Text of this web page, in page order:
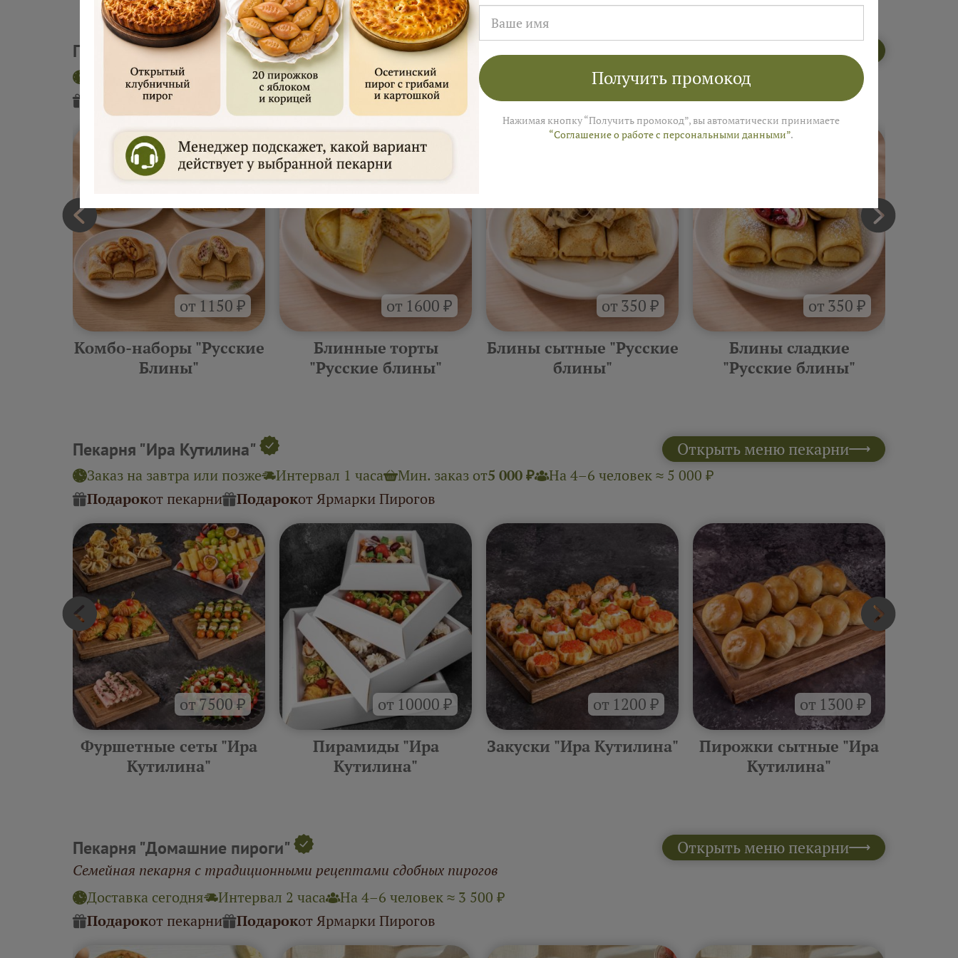
Пекарня "Русские блины" Открыть меню пекарни
Доставка сегодня Интервал 2 часа
На 4–6 человек ≈ 3 000 ₽
Подарокот пекарни Подарокот Ярмарки Пирогов
от 1150 ₽
Комбо-наборы "Русские
Блины"
от 1600 ₽
Блинные торты
"Русские блины"
от 350 ₽
Блины сытные "Русские
блины"
от 350 ₽
Блины сладкие
"Русские блины"
Пекарня "Ира Кутилина" Открыть меню пекарни
Заказ на завтра или позже Интервал 1 часа Мин. заказ от5 000 ₽
На 4–6 человек ≈ 5 000 ₽
Подарокот пекарни Подарокот Ярмарки Пирогов
от 7500 ₽
Фуршетные сеты "Ира
Кутилина"
от 10000 ₽
Пирамиды "Ира
Кутилина"
от 1200 ₽
Закуски "Ира Кутилина"
от 1300 ₽
Пирожки сытные "Ира
Кутилина"
Пекарня "Домашние пироги" Открыть меню пекарни
Семейная пекарня с традиционными рецептами сдобных пирогов
Доставка сегодня
Интервал 2 часа
На 4–6 человек ≈ 3 500 ₽
Подарокот пекарни Подарокот Ярмарки Пирогов
Получить промокод
Нажимая кнопку “Получить промокод”, вы автоматически принимаете
“Соглашение о работе с персональными данными”.